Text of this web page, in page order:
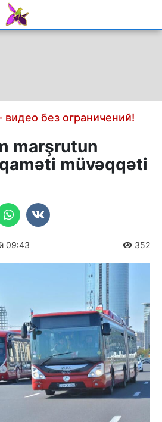
без ограничений!
marşrutun
müvəqqəti
09:43 352